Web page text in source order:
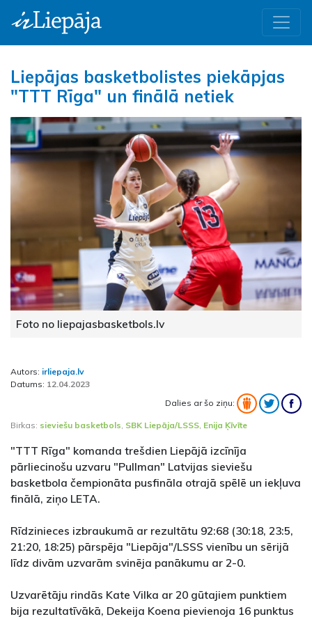
Liepājas basketbolistes piekāpjas
"TTT Rīga" un finālā netiek
Foto no liepajasbasketbols.lv
Autors: irliepaja.lv
Datums: 12.04.2023
Dalies ar šo ziņu:
Birkas: sieviešu basketbols, SBK Liepāja/LSSS, Enija Ķīvīte
"TTT Rīga" komanda trešdien Liepājā izcīnīja
pārliecinošu uzvaru "Pullman" Latvijas sieviešu
basketbola čempionāta pusfināla otrajā spēlē un iekļuva
finālā, ziņo LETA.
Rīdzinieces izbraukumā ar rezultātu 92:68 (30:18, 23:5,
21:20, 18:25) pārspēja "Liepāja"/LSSS vienību un sērijā
līdz divām uzvarām svinēja panākumu ar 2-0.
Uzvarētāju rindās Kate Vilka ar 20 gūtajiem punktiem
bija rezultatīvākā, Dekeija Koena pievienoja 16 punktus